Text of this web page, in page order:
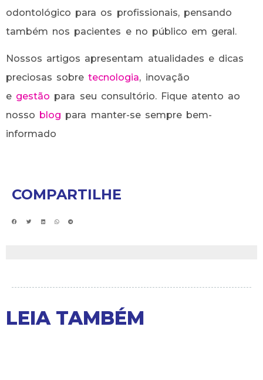
odontológico para os profissionais, pensando
também nos pacientes e no público em geral.
Nossos artigos apresentam atualidades e dicas
preciosas sobretecnologia, inovação
e gestão para seu consultório. Fique atento ao
nosso blog para manter-se sempre bem-
informado
COMPARTILHE
LEIA TAMBÉM